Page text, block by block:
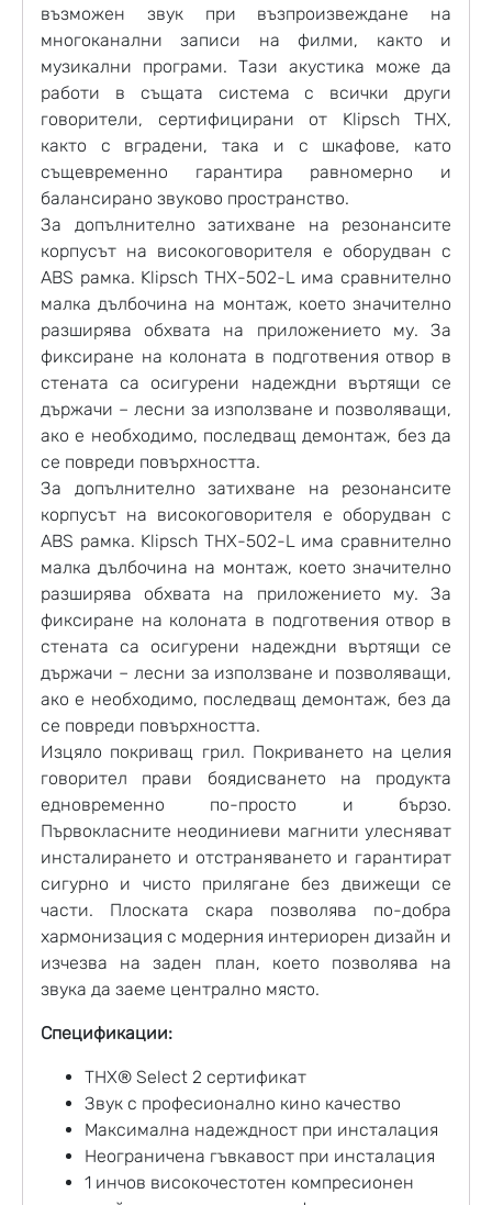
възможен звук при възпроизвеждане на
многоканални записи на филми, както и
музикални програми. Тази акустика може да
работи в същата система с всички други
говорители, сертифицирани от Klipsch THX,
както с вградени, така и с шкафове, като
същевременно гарантира равномерно и
балансирано звуково пространство.
За допълнително затихване на резонансите
корпусът на високоговорителя е оборудван с
ABS рамка. Klipsch THX-502-L има сравнително
малка дълбочина на монтаж, което значително
разширява обхвата на приложението му. За
фиксиране на колоната в подготвения отвор в
стената са осигурени надеждни въртящи се
държачи – лесни за използване и позволяващи,
ако е необходимо, последващ демонтаж, без да
се повреди повърхността.
За допълнително затихване на резонансите
корпусът на високоговорителя е оборудван с
ABS рамка. Klipsch THX-502-L има сравнително
малка дълбочина на монтаж, което значително
разширява обхвата на приложението му. За
фиксиране на колоната в подготвения отвор в
стената са осигурени надеждни въртящи се
държачи – лесни за използване и позволяващи,
ако е необходимо, последващ демонтаж, без да
се повреди повърхността.
Изцяло покриващ грил. Покриването на целия
говорител прави боядисването на продукта
едновременно по-просто и бързо.
Първокласните неодиниеви магнити улесняват
инсталирането и отстраняването и гарантират
сигурно и чисто прилягане без движещи се
части. Плоската скара позволява по-добра
хармонизация с модерния интериорен дизайн и
изчезва на заден план, което позволява на
звука да заеме централно място.
Спецификации:
THX® Select 2 сертификат
Звук с професионално кино качество
Максимална надеждност при инсталация
Неограничена гъвкавост при инсталация
1 инчов високочестотен компресионен